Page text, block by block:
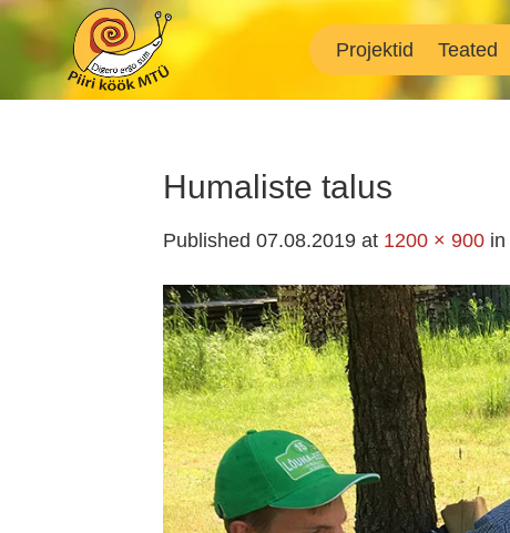
Skip
content
Projektid Teated
Humaliste talus
Published 07.08.2019 at 1200 × 900 in